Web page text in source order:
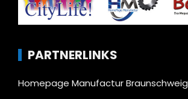
PARTNERLINKS
Homepage Manufactur Braunschweig